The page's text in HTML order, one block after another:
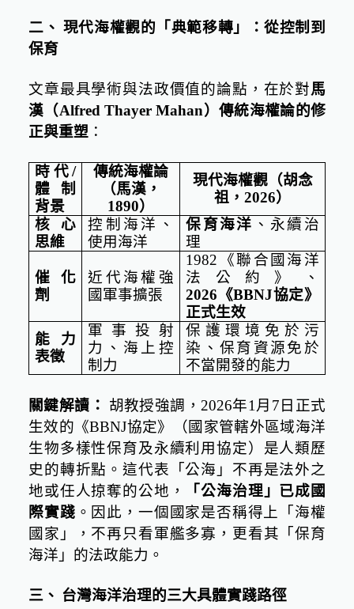
二、 現代海權觀的「典範移轉」：從控制到
保育
文章最具學術與法政價值的論點，在於對馬
漢（Alfred Thayer Mahan）傳統海權論的修
正與重塑 ：
時代/
體制
背景
傳統海權論
（馬漢，
1890）
現代海權觀（胡念
祖， 2026）
核心
思維
控制海洋、
使用海洋
保育海洋 、永續治
理
催化
劑
近代海權強
國軍事擴張
1982 《聯合國海洋
法公約》、
2026 《BBNJ協定》
正式生效
能力
表徵
軍事投射
力、海上控
制力
保護環境免於污
染、保育資源免於
不當開發的能力
關鍵解讀： 胡教授強調， 2026年1 月 7日正式
生效的《BBNJ協定》（國家管轄外區域海洋
生物多樣性保育及永續利用協定）是人類歷
史的轉折點。這代表「公海」不再是法外之
地或任人掠奪的公地，
「公海治理」已成國
際實踐 。因此，一個國家是否稱得上「海權
國家」，不再只看軍艦多寡，更看其「保育
海洋」的法政能力。
三、 台灣海洋治理的三大具體實踐路徑